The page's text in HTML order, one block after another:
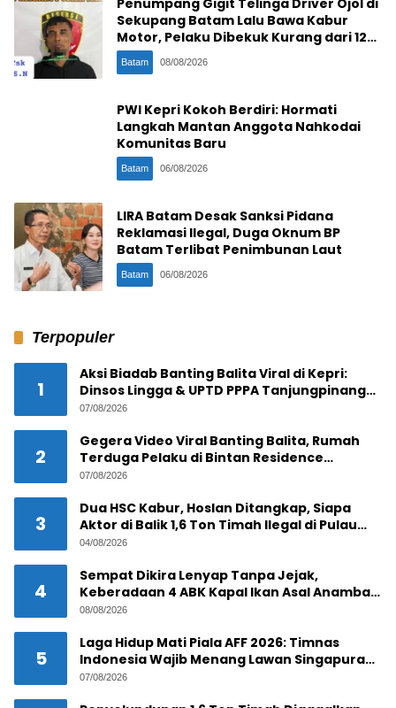
Sekupang Batam Lalu Bawa Kabur
Motor, Pelaku Dibekuk Kurang dari 12
Jam
Batam 08/08/2026
PWI Kepri Kokoh Berdiri: Hormati
Langkah Mantan Anggota Nahkodai
Komunitas Baru
Batam 06/08/2026
LIRA Batam Desak Sanksi Pidana
Reklamasi Ilegal, Duga Oknum BP
Batam Terlibat Penimbunan Laut
Batam 06/08/2026
Terpopuler
1
Aksi Biadab Banting Balita Viral di Kepri:
Dinsos Lingga & UPTD PPPA Tanjungpinang
Lacak Pelaku
07/08/2026
2
Gegera Video Viral Banting Balita, Rumah
Terduga Pelaku di Bintan Residence
Tanjungpinang Diserbu Warga
07/08/2026
3
Dua HSC Kabur, Hoslan Ditangkap, Siapa
Aktor di Balik 1,6 Ton Timah Ilegal di Pulau
Pekajang ?
04/08/2026
4
Sempat Dikira Lenyap Tanpa Jejak,
Keberadaan 4 ABK Kapal Ikan Asal Anambas
Akhirnya Terkuak!
08/08/2026
5
Laga Hidup Mati Piala AFF 2026: Timnas
Indonesia Wajib Menang Lawan Singapura
Demi Tiket Semifinal
07/08/2026